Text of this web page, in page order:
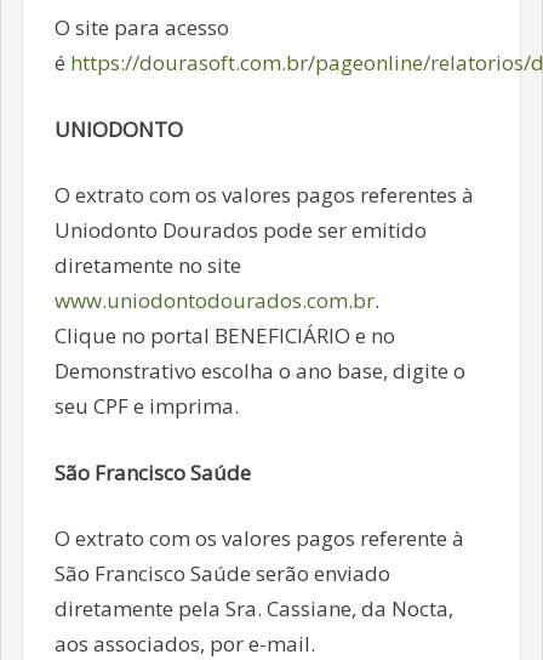
O site para acesso
é https://dourasoft.com.br/pageonline/relatorios/
UNIODONTO
O extrato com os valores pagos referentes à
Uniodonto Dourados pode ser emitido
diretamente no site
www.uniodontodourados.com.br.
Clique no portal BENEFICIÁRIO e no
Demonstrativo escolha o ano base, digite o
seu CPF e imprima.
São Francisco Saúde
O extrato com os valores pagos referente à
São Francisco Saúde serão enviado
diretamente pela Sra. Cassiane, da Nocta,
aos associados, por e-mail.